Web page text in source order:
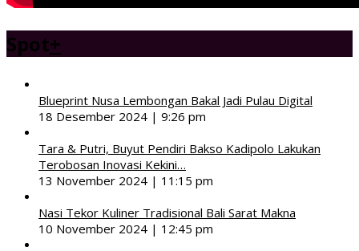
Spot+
Blueprint Nusa Lembongan Bakal Jadi Pulau Digital
18 Desember 2024 | 9:26 pm
Tara & Putri, Buyut Pendiri Bakso Kadipolo Lakukan
Terobosan Inovasi Kekini…
13 November 2024 | 11:15 pm
Nasi Tekor Kuliner Tradisional Bali Sarat Makna
10 November 2024 | 12:45 pm